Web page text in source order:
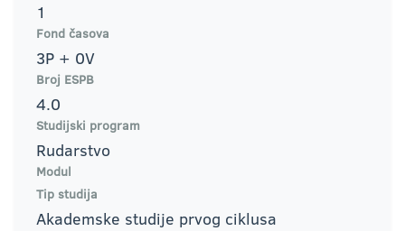
1
Fond časova
3P + 0V
Broj ESPB
4.0
Studijski program
Rudarstvo
Modul
Tip studija
Akademske studije prvog ciklusa